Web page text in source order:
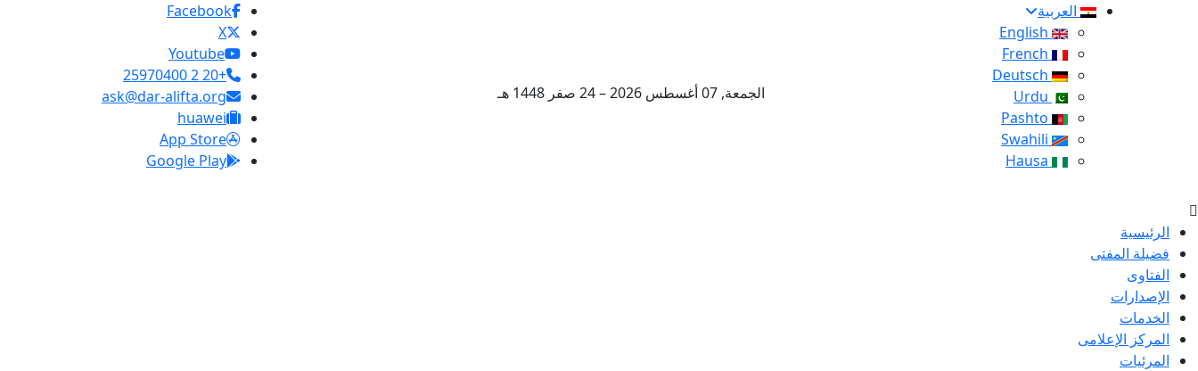
العربية
الجمعة, 07 أغسطس 2026 – 24 صفر 1448 هـ
Facebook
X
Youtube
+20 2 25970400
ask@dar-alifta.org
huawei
App Store
Google Play
الرئيسية
فضيلة المفتى
الفتاوى
الإصدارات
الخدمات
المركز الإعلامى
المرئيات